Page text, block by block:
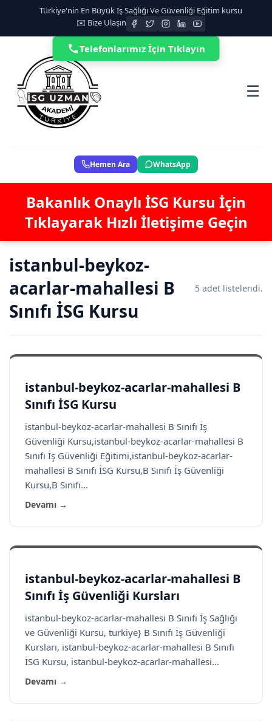
Türkiye'nin En Büyük İş Sağlığı Ve Güvenliği Eğitim kursu
✉️ Bize Ulaşın
☰
Hemen Ara WhatsApp
Bakanlık Onaylı İSG Kursu İçin
Tıklayarak Hızlı İletişime Geçin
istanbul-beykoz-
acarlar-mahallesi B
Sınıfı İSG Kursu
5 adet listelendi.
istanbul-beykoz-acarlar-mahallesi B
Sınıfı İSG Kursu
istanbul-beykoz-acarlar-mahallesi B Sınıfı İş
Güvenliği Kursu,istanbul-beykoz-acarlar-mahallesi B
Sınıfı İş Güvenliği Eğitimi,istanbul-beykoz-acarlar-
mahallesi B Sınıfı İSG Kursu,B Sınıfı İş Güvenliği
Kursu,B Sınıfı...
Devamı →
istanbul-beykoz-acarlar-mahallesi B
Sınıfı İş Güvenliği Kursları
istanbul-beykoz-acarlar-mahallesi B Sınıfı İş Sağlığı
ve Güvenliği Kursu, turkiye} B Sınıfı İş Güvenliği
Kursları, istanbul-beykoz-acarlar-mahallesi B Sınıfı
İSG Kursu, istanbul-beykoz-acarlar-mahallesi...
Devamı →
Telefonlarımız İçin Tıklayın